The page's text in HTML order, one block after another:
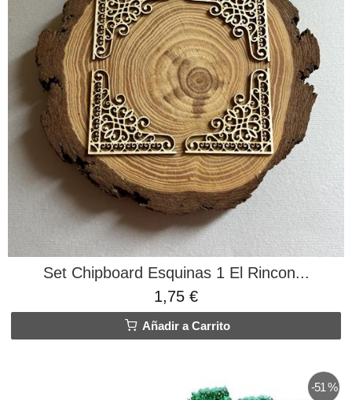
Set Chipboard Esquinas 1 El Rincon...
1,75 €
Añadir a Carrito
-51 %